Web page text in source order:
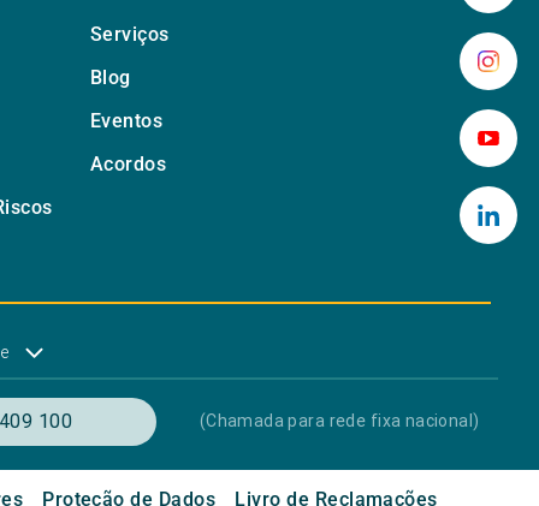
Serviços
Blog
Eventos
Acordos
100 (Chamada para rede fixa nacional)
Proteção de Dados Livro de Reclamações